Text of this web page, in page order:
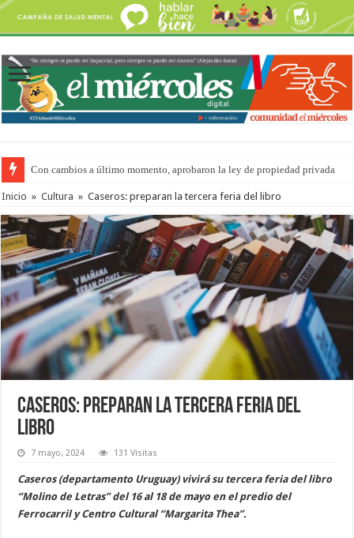
Del viernes 7 al domingo 9 de agosto: la agenda ¿A dónde ir? para este
Inicio » Cultura » Caseros: preparan la tercera feria del libro
Caseros: preparan la tercera feria del
libro
7 mayo, 2024 131 Visitas
Caseros (departamento Uruguay) vivirá su tercera feria del libro
“Molino de Letras” del 16 al 18 de mayo en el predio del
Ferrocarril y Centro Cultural “Margarita Thea”.